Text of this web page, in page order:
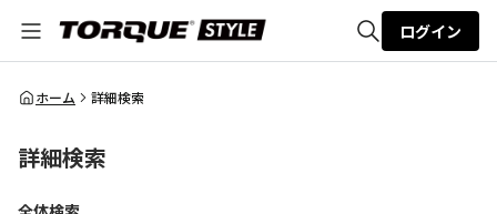
全体検索
ログイン
ホーム 詳細検索
詳細検索